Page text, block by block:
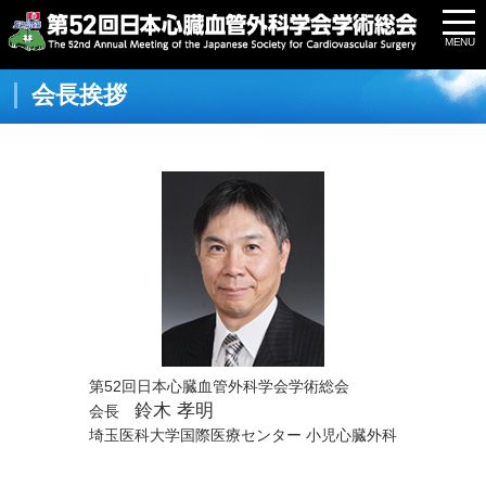
会長挨拶
第52回日本心臓血管外科学会学術総会
会長 鈴木 孝明
埼玉医科大学国際医療センター 小児心臓外科